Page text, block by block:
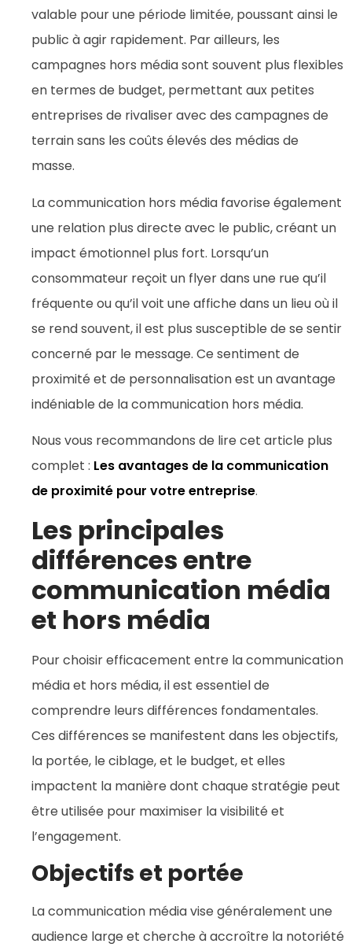
valable pour une période limitée, poussant ainsi le
public à agir rapidement. Par ailleurs, les
campagnes hors média sont souvent plus flexibles
en termes de budget, permettant aux petites
entreprises de rivaliser avec des campagnes de
terrain sans les coûts élevés des médias de
masse.
La communication hors média favorise également
une relation plus directe avec le public, créant un
impact émotionnel plus fort. Lorsqu’un
consommateur reçoit un flyer dans une rue qu’il
fréquente ou qu’il voit une affiche dans un lieu où il
se rend souvent, il est plus susceptible de se sentir
concerné par le message. Ce sentiment de
proximité et de personnalisation est un avantage
indéniable de la communication hors média.
Nous vous recommandons de lire cet article plus
complet : Les avantages de la communication
de proximité pour votre entreprise.
Les principales
différences entre
communication média
et hors média
Pour choisir efficacement entre la communication
média et hors média, il est essentiel de
comprendre leurs différences fondamentales.
Ces différences se manifestent dans les objectifs,
la portée, le ciblage, et le budget, et elles
impactent la manière dont chaque stratégie peut
être utilisée pour maximiser la visibilité et
l’engagement.
Objectifs et portée
La communication média vise généralement une
audience large et cherche à accroître la notoriété